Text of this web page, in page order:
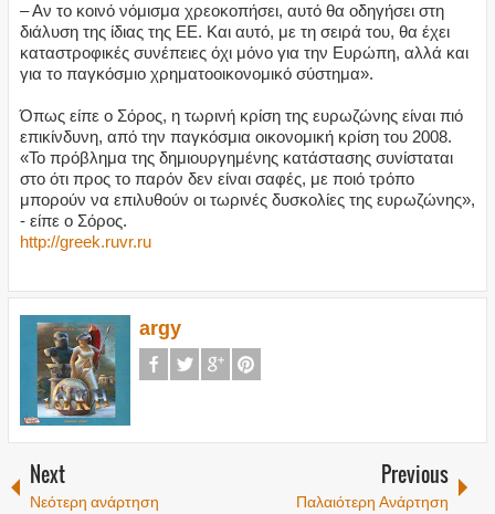
– Αν το κοινό νόμισμα χρεοκοπήσει, αυτό θα οδηγήσει στη
διάλυση της ίδιας της ΕΕ. Και αυτό, με τη σειρά του, θα έχει
καταστροφικές συνέπειες όχι μόνο για την Ευρώπη, αλλά και
για το παγκόσμιο χρηματοοικονομικό σύστημα».
Όπως είπε ο Σόρος, η τωρινή κρίση της ευρωζώνης είναι πιό
επικίνδυνη, από την παγκόσμια οικονομική κρίση του 2008.
«Το πρόβλημα της δημιουργημένης κατάστασης συνίσταται
στο ότι προς το παρόν δεν είναι σαφές, με ποιό τρόπο
μπορούν να επιλυθούν οι τωρινές δυσκολίες της ευρωζώνης»,
- είπε ο Σόρος.
http://greek.ruvr.ru
argy
Next
Νεότερη ανάρτηση
Previous
Παλαιότερη Ανάρτηση